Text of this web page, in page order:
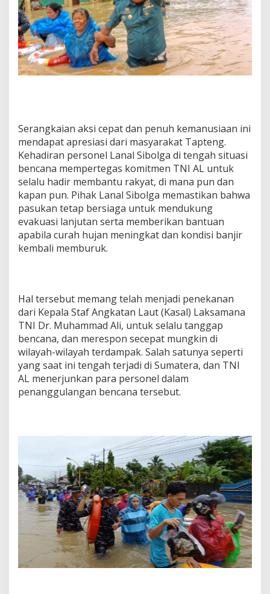
Serangkaian aksi cepat dan penuh kemanusiaan ini
mendapat apresiasi dari masyarakat Tapteng.
Kehadiran personel Lanal Sibolga di tengah situasi
bencana mempertegas komitmen TNI AL untuk
selalu hadir membantu rakyat, di mana pun dan
kapan pun. Pihak Lanal Sibolga memastikan bahwa
pasukan tetap bersiaga untuk mendukung
evakuasi lanjutan serta memberikan bantuan
apabila curah hujan meningkat dan kondisi banjir
kembali memburuk.
Hal tersebut memang telah menjadi penekanan
dari Kepala Staf Angkatan Laut (Kasal) Laksamana
TNI Dr. Muhammad Ali, untuk selalu tanggap
bencana, dan merespon secepat mungkin di
wilayah-wilayah terdampak. Salah satunya seperti
yang saat ini tengah terjadi di Sumatera, dan TNI
AL menerjunkan para personel dalam
penanggulangan bencana tersebut.